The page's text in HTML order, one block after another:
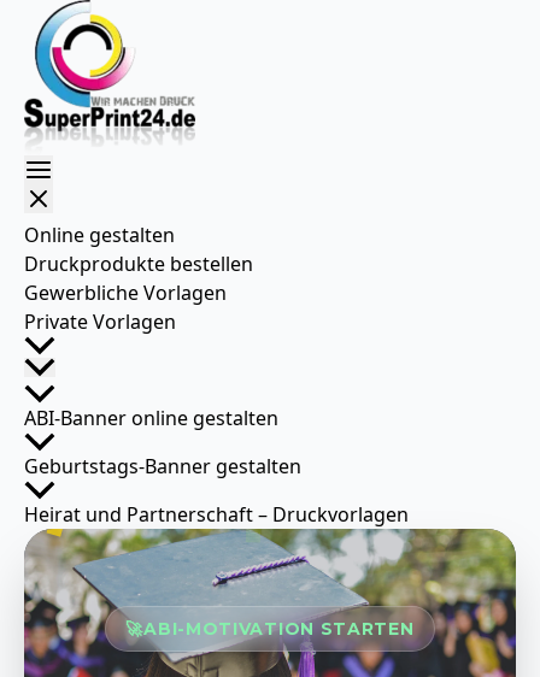
Online gestalten
Druckprodukte bestellen
Gewerbliche Vorlagen
Private Vorlagen
ABI-Banner online gestalten
Geburtstags-Banner gestalten
Heirat und Partnerschaft – Druckvorlagen
🚀ABI-MOTIVATION STARTEN